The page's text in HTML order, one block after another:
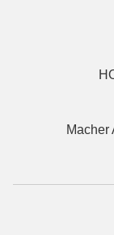
Macher